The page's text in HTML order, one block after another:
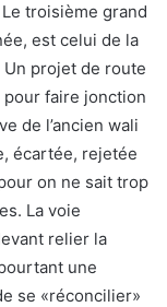
troisième grand
est celui de la
Un projet de route
faire jonction
de l’ancien wali
écartée, rejetée
on ne sait trop
La voie
relier la
une
se «réconcilier»